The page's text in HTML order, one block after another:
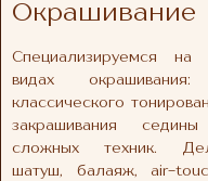
Окрашивание
Специализируемся на
видах
классического
закрашивания
сложных техник.
шатуш, балаяж, air-